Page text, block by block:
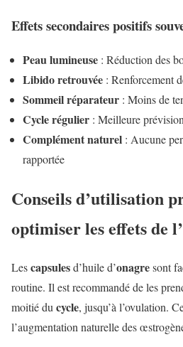
Effets secondaires positifs
Peau lumineuse : Réduction des
Libido retrouvée : Renforcement
Sommeil réparateur : Moins de
Cycle régulier : Meilleure
Complément naturel : Aucune
rapportée
Conseils d’utilisation
optimiser les effets de
Lescapsulesd’huile d’onagresont
routine. Il est recommandé de les
moitié ducycle, jusqu’à l’ovulation.
l’augmentation naturelle des